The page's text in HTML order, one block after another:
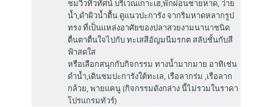
ชมวิวทิวทัศน์ บริเวณเกาะเฮ,พักผ่อนชายหาด, ว่าย
น้ำ,ดำผิวน้ำตื้น ดูแนวปะการัง จากริมหาดหลากรูป
ทรง ที่เป็นเเหล่งอาศัยของปลาสวยงามนานาชนิด
ตื่นตาตื่นใจไปกับ ทะเสสีอัญมนีมรกต สลับชั้นกับสี
ฟ้าสดใส
หรือเลือกสนุกกับกิจกรรม ทางน้ำมากมาย อาทิเช่น
ดำน้ำ,เดินชมปะการังใต้ทะเล, เรือลากร่ม ,เรือลาก
กล้วย, พายแคนู (กิจกรรมดังกล่าง นี้ไม่รวมในราคา
โปรแกรมทัวร์)